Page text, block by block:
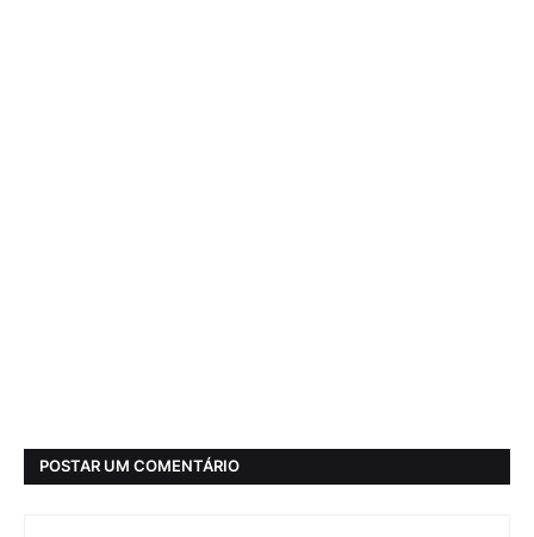
POSTAR UM COMENTÁRIO